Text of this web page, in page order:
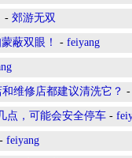
- 郊游无双
蔽双眼！ - feiyang
维修店都建议清洗它？
点，可能会安全停车 -
- feiyang